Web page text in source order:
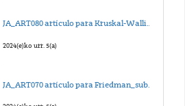
JA_ART080 artículo para Kruskal-Wallis_sub_eus
2024(e)ko urr. 5(a)